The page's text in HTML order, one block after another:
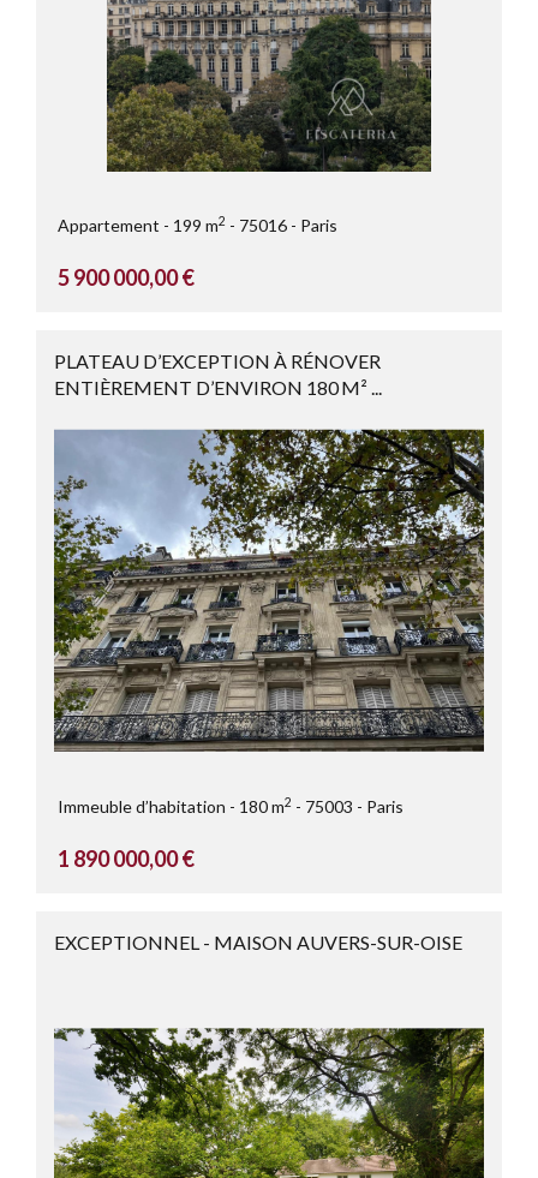
Appartement 199 m2 75016 Paris
5 900 000,00 €
PLATEAU D’EXCEPTION À RÉNOVER
ENTIÈREMENT D’ENVIRON 180 M² ...
Immeuble d’habitation 180 m2 75003 Paris
1 890 000,00 €
EXCEPTIONNEL - MAISON AUVERS-SUR-OISE